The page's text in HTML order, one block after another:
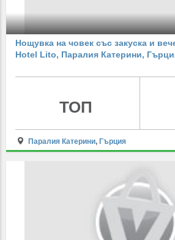
Нощувка на човек със закуска и
Hotel Lito, Паралия Катерини,
ТОП
Паралия Катерини, Гърция